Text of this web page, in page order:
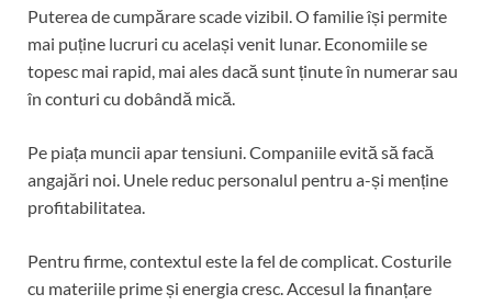
Puterea de cumpărare scade vizibil. O familie își permite
mai puține lucruri cu același venit lunar. Economiile se
topesc mai rapid, mai ales dacă sunt ținute în numerar sau
în conturi cu dobândă mică.
Pe piața muncii apar tensiuni. Companiile evită să facă
angajări noi. Unele reduc personalul pentru a-și menține
profitabilitatea.
Pentru firme, contextul este la fel de complicat. Costurile
cu materiile prime și energia cresc. Accesul la finanțare